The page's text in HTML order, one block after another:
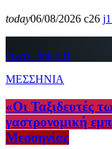
today06/08/2026 26 1
insert_link
1
ΜΕΣΣΗΝΙΑ
«Οι Ταξιδευτές
γαστρονομική
Μεσσηνίας